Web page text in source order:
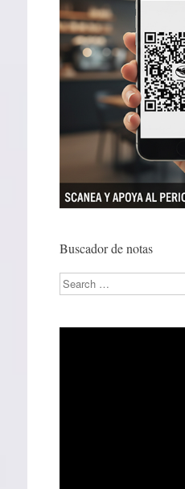
Buscador de notas
Search